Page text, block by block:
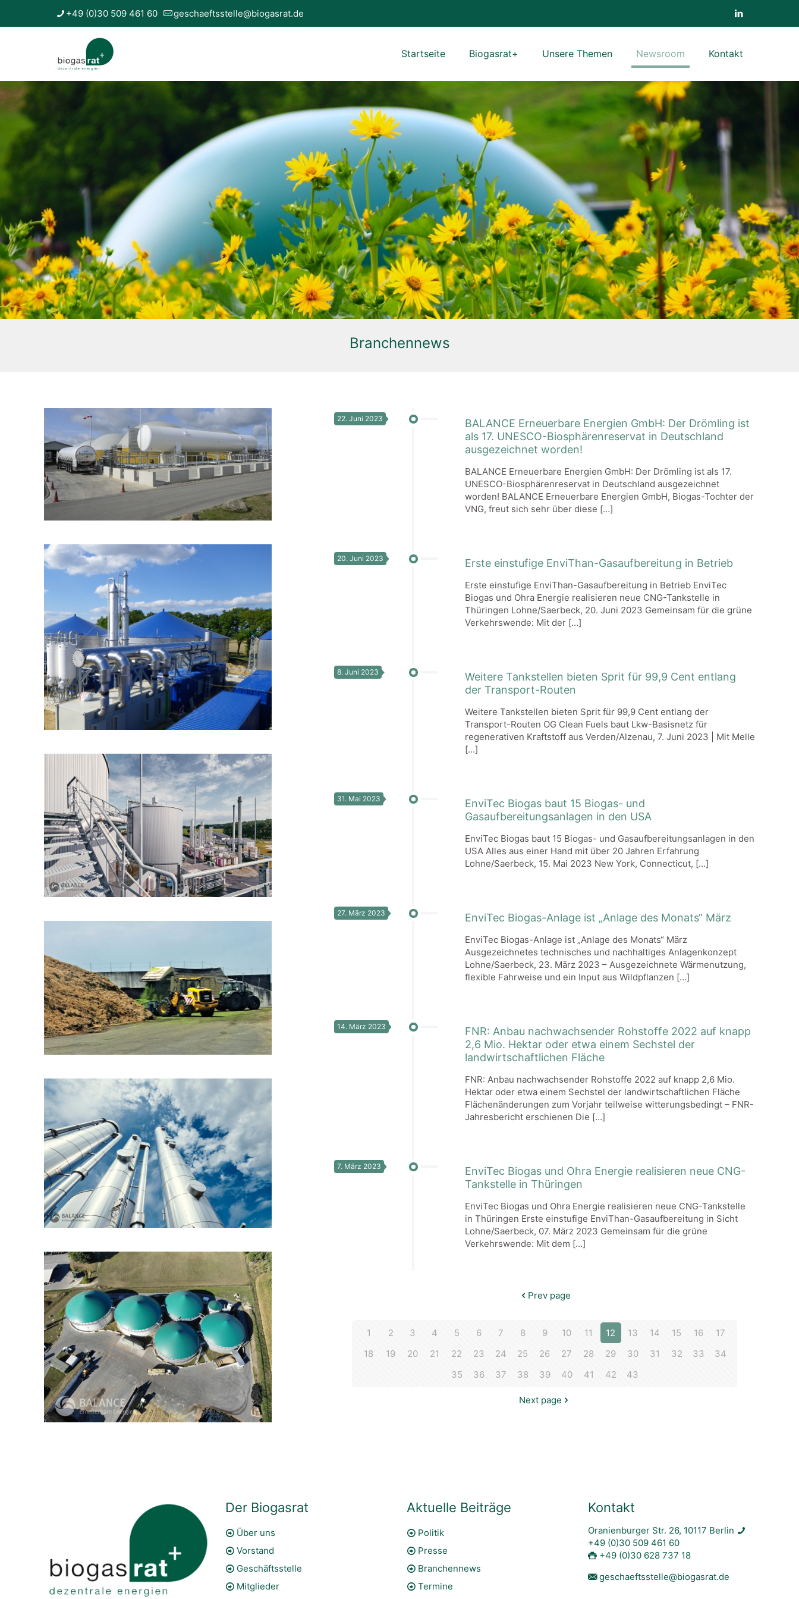
+49 (0)30 509 461 60 geschaeftsstelle@biogasrat.de
Startseite Biogasrat+ Unsere Themen Newsroom Kontakt
Branchennews
22. Juni 2023
BALANCE Erneuerbare Energien GmbH: Der Drömling ist
als 17. UNESCO-Biosphärenreservat in Deutschland
ausgezeichnet worden!
BALANCE Erneuerbare Energien GmbH: Der Drömling ist als 17.
UNESCO-Biosphärenreservat in Deutschland ausgezeichnet
worden! BALANCE Erneuerbare Energien GmbH, Biogas-Tochter der
VNG, freut sich sehr über diese […]
20. Juni 2023 Erste einstufige EnviThan-Gasaufbereitung in Betrieb
Erste einstufige EnviThan-Gasaufbereitung in Betrieb EnviTec
Biogas und Ohra Energie realisieren neue CNG-Tankstelle in
Thüringen Lohne/Saerbeck, 20. Juni 2023 Gemeinsam für die grüne
Verkehrswende: Mit der […]
8. Juni 2023
Weitere Tankstellen bieten Sprit für 99,9 Cent entlang
der Transport-Routen
Weitere Tankstellen bieten Sprit für 99,9 Cent entlang der
Transport-Routen OG Clean Fuels baut Lkw-Basisnetz für
regenerativen Kraftstoff aus Verden/Alzenau, 7. Juni 2023 | Mit Melle
[…]
31. Mai 2023
EnviTec Biogas baut 15 Biogas- und
Gasaufbereitungsanlagen in den USA
EnviTec Biogas baut 15 Biogas- und Gasaufbereitungsanlagen in den
USA Alles aus einer Hand mit über 20 Jahren Erfahrung
Lohne/Saerbeck, 15. Mai 2023 New York, Connecticut, […]
27. März 2023 EnviTec Biogas-Anlage ist „Anlage des Monats“ März
EnviTec Biogas-Anlage ist „Anlage des Monats“ März
Ausgezeichnetes technisches und nachhaltiges Anlagenkonzept
Lohne/Saerbeck, 23. März 2023 – Ausgezeichnete Wärmenutzung,
flexible Fahrweise und ein Input aus Wildpflanzen […]
14. März 2023
FNR: Anbau nachwachsender Rohstoffe 2022 auf knapp
2,6 Mio. Hektar oder etwa einem Sechstel der
landwirtschaftlichen Fläche
FNR: Anbau nachwachsender Rohstoffe 2022 auf knapp 2,6 Mio.
Hektar oder etwa einem Sechstel der landwirtschaftlichen Fläche
Flächenänderungen zum Vorjahr teilweise witterungsbedingt – FNR-
Jahresbericht erschienen Die […]
7. März 2023
EnviTec Biogas und Ohra Energie realisieren neue CNG-
Tankstelle in Thüringen
EnviTec Biogas und Ohra Energie realisieren neue CNG-Tankstelle
in Thüringen Erste einstufige EnviThan-Gasaufbereitung in Sicht
Lohne/Saerbeck, 07. März 2023 Gemeinsam für die grüne
Verkehrswende: Mit dem […]
Prev page
1 2 3 4 5 6 7 8 9 10 11 12 13 14 15 16
17
18
19 20 21 22 23 24 25 26 27 28 29 30 31 32 33
34
35
36 37 38 39 40 41 42 43
Next page
Der Biogasrat
Über uns
Vorstand
Geschäftsstelle
Mitglieder
Aktuelle Beiträge
Politik
Presse
Branchennews
Termine
Kontakt
Oranienburger Str. 26, 10117 Berlin
+49 (0)30 509 461 60
+49 (0)30 628 737 18
geschaeftsstelle@biogasrat.de